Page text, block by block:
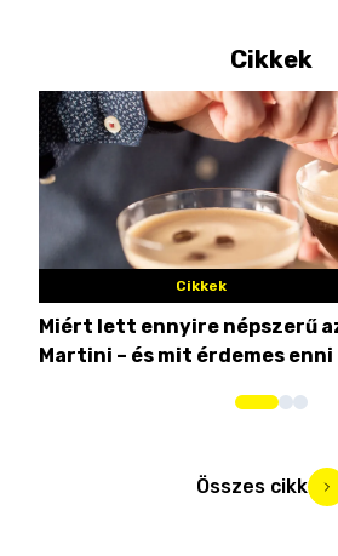
Cikkek
Cikkek
Miért lett ennyire népszerű
Martini – és mit érdemes enni
Összes cikk